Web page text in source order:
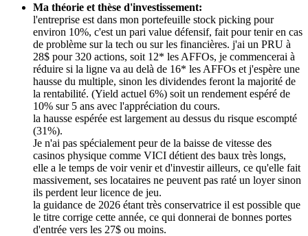
Ma théorie et thèse d'investissement:
l'entreprise est dans mon portefeuille stock picking pour
environ 10%, c'est un pari value défensif, fait pour tenir en cas
de problème sur la tech ou sur les financières. j'ai un PRU à
28$ pour 320 actions, soit 12* les AFFOs, je commencerai à
réduire si la ligne va au delà de 16* les AFFOs et j'espère une
hausse du multiple, sinon les dividendes feront la majorité de
la rentabilité. (Yield actuel 6%) soit un rendement espéré de
10% sur 5 ans avec l'appréciation du cours.
la hausse espérée est largement au dessus du risque escompté
(31%).
Je n'ai pas spécialement peur de la baisse de vitesse des
casinos physique comme VICI détient des baux très longs,
elle a le temps de voir venir et d'investir ailleurs, ce qu'elle fait
massivement, ses locataires ne peuvent pas raté un loyer sinon
ils perdent leur licence de jeu.
la guidance de 2026 étant très conservatrice il est possible que
le titre corrige cette année, ce qui donnerai de bonnes portes
d'entrée vers les 27$ ou moins.